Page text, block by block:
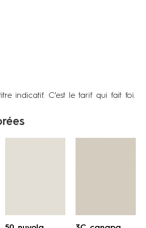
indicatif. C’est le tarif qui fait foi.